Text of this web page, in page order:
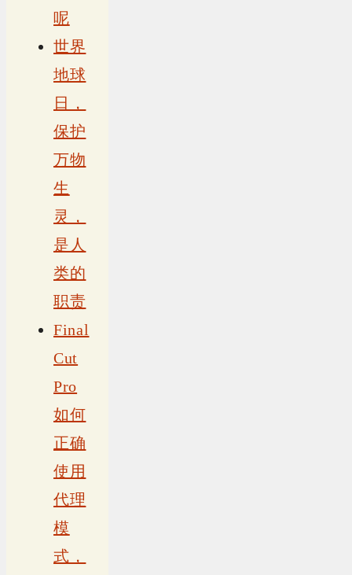
呢
世界
地球
日，
保护
万物
生
灵，
是人
类的
职责
Final
Cut
Pro
如何
正确
使用
代理
模
式，